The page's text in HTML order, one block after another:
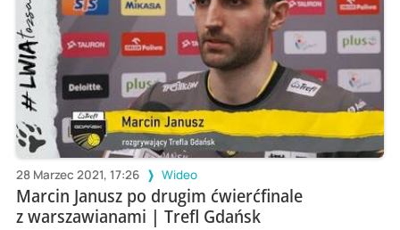
28 Marzec 2021, 17:26 Wideo
Marcin Janusz po drugim ćwierćfinale
z warszawianami | Trefl Gdańsk